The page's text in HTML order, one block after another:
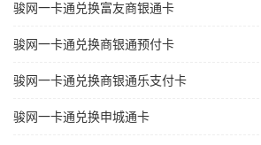
骏网一卡通兑换富友商银通卡
骏网一卡通兑换商银通预付卡
骏网一卡通兑换商银通乐支付卡
骏网一卡通兑换申城通卡